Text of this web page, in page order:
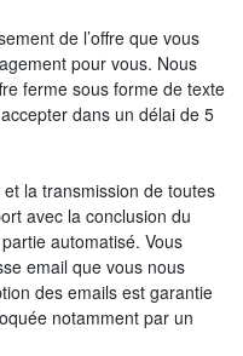
de l’offre que vous
pour vous. Nous
ferme sous forme de texte
dans un délai de 5
la transmission de toutes
avec la conclusion du
automatisé. Vous
email que vous nous
des emails est garantie
notamment par un